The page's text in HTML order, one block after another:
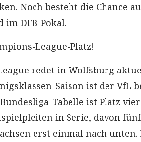
Noch besteht die Chance
im DFB-Pokal.
League-Platz!
redet in Wolfsburg
Saison ist der VfL
Tabelle ist Platz
in Serie, davon
erst einmal nach unten.